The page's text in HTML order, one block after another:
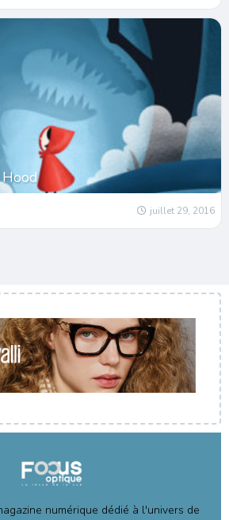
juillet 29, 2016
numérique dédié à l'univers de